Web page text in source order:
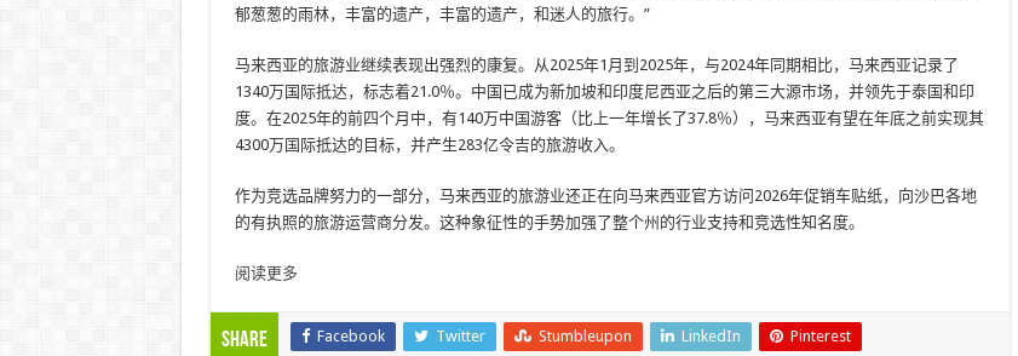
郁葱葱的雨林，丰富的遗产，丰富的遗产，和迷人的旅行。”
马来西亚的旅游业继续表现出强烈的康复。从2025年1月到2025年，与2024年同期相比，马来西亚记录了
1340万国际抵达，标志着21.0％。中国已成为新加坡和印度尼西亚之后的第三大源市场，并领先于泰国和印
度。在2025年的前四个月中，有140万中国游客（比上一年增长了37.8％），马来西亚有望在年底之前实现其
4300万国际抵达的目标，并产生283亿令吉的旅游收入。
作为竞选品牌努力的一部分，马来西亚的旅游业还正在向马来西亚官方访问2026年促销车贴纸，向沙巴各地
的有执照的旅游运营商分发。这种象征性的手势加强了整个州的行业支持和竞选性知名度。
阅读更多
Share Facebook Twitter Stumbleupon LinkedIn Pinterest